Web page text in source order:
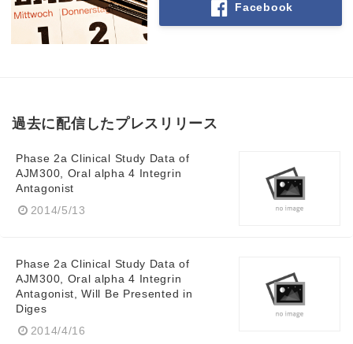
Facebook
過去に配信したプレスリリース
Phase 2a Clinical Study Data of
AJM300, Oral alpha 4 Integrin
Antagonist
2014/5/13
Phase 2a Clinical Study Data of
AJM300, Oral alpha 4 Integrin
Antagonist, Will Be Presented in
Diges
2014/4/16